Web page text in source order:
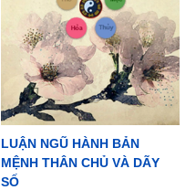
LUẬN NGŨ HÀNH BẢN
MỆNH THÂN CHỦ VÀ DÃY
SỐ